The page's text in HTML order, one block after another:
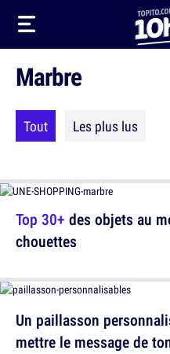
Marbre
Tout Les plus lus
Top 30+ des objets au
chouettes
Un paillasson
mettre le message de